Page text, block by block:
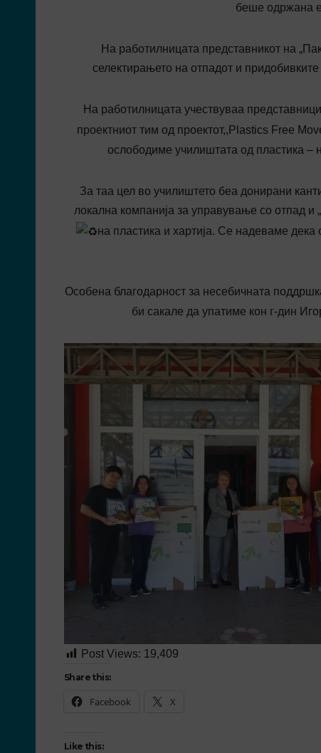
беше одржана
На работилницата представникот на
селектирањето на отпадот и
На работилницата учествуваа
проектниот тим од проектот,,Plastics Free
ослободиме училиштата од пластика
За таа цел во училиштето беа донирани
локална компанија за управување со отпад и
на пластика и хартија. Се надеваме
Особена благодарност за несебичната
би сакале да упатиме кон г-дин
Post Views: 19,409
Share this:
Facebook X
Like this: